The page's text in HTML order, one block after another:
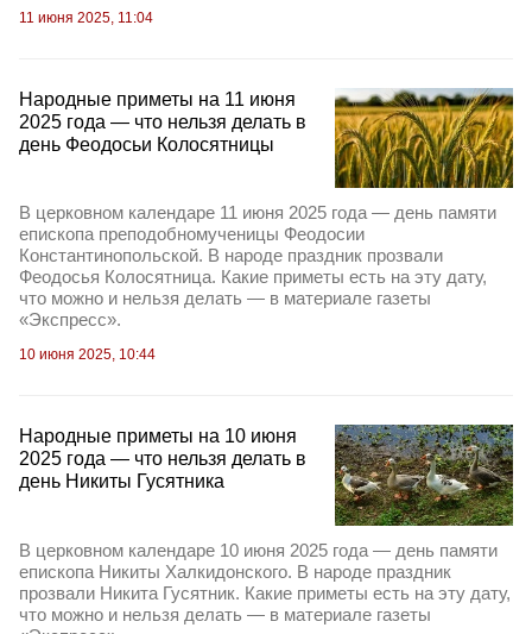
11 июня 2025, 11:04
Народные приметы на 11 июня
2025 года — что нельзя делать в
день Феодосьи Колосятницы
В церковном календаре 11 июня 2025 года — день памяти
епископа преподобномученицы Феодосии
Константинопольской. В народе праздник прозвали
Феодосья Колосятница. Какие приметы есть на эту дату,
что можно и нельзя делать — в материале газеты
«Экспресс».
10 июня 2025, 10:44
Народные приметы на 10 июня
2025 года — что нельзя делать в
день Никиты Гусятника
В церковном календаре 10 июня 2025 года — день памяти
епископа Никиты Халкидонского. В народе праздник
прозвали Никита Гусятник. Какие приметы есть на эту дату,
что можно и нельзя делать — в материале газеты